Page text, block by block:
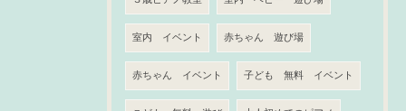
室内 イベント 赤ちゃん 遊び場
赤ちゃん イベント 子ども 無料 イベント